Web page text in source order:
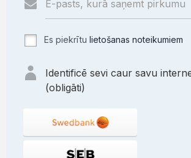
Es piekrītu lietošanas noteikumiem
Identificē sevi caur savu
(obligāti)